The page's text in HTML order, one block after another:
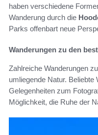
haben verschiedene
Wanderung durch die
Parks offenbart neue
Wanderungen zu den
Zahlreiche Wanderungen
umliegende Natur.
Gelegenheiten zum
Möglichkeit, die Ruhe der